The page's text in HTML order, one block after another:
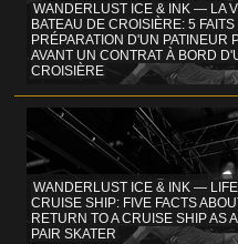
WANDERLUST ICE & INK — LA
BATEAU DE CROISIÈRE: 5
PRÉPARATION D'UN PATINEUR
AVANT UN CONTRAT À BORD
CROISIÈRE
WANDERLUST ICE & INK —
CRUISE SHIP: FIVE FACTS
RETURN TO A CRUISE SHIP AS
PAIR SKATER